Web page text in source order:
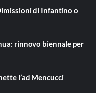
di Infantino o
rinnovo biennale per
l’ad Mencucci